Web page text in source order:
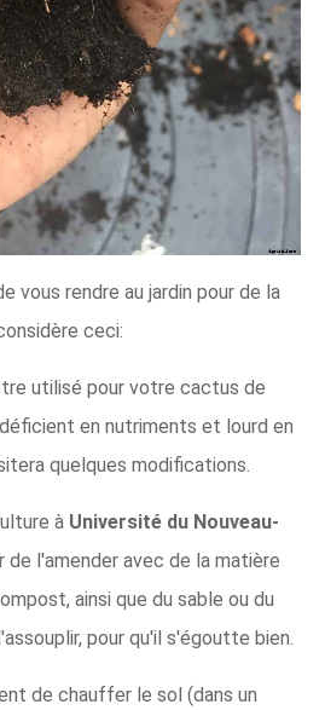
vous rendre au jardin pour de la
ceci:
utilisé pour votre cactus de
en nutriments et lourd en
quelques modifications.
à Université du Nouveau-
de l'amender avec de la matière
ainsi que du sable ou du
pour qu'il s'égoutte bien.
de chauffer le sol (dans un